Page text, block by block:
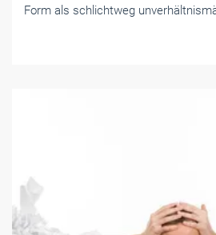
Form als schlichtweg